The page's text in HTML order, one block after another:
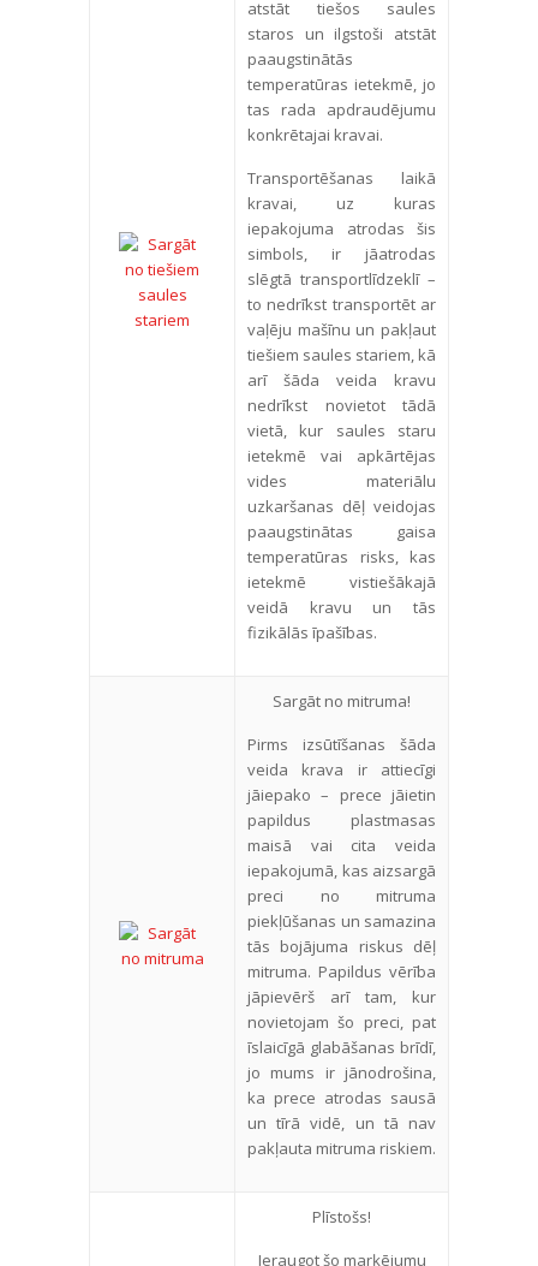
atstāt tiešos saules
staros un ilgstoši atstāt
paaugstinātās
temperatūras ietekmē, jo
tas rada apdraudējumu
konkrētajai kravai.
Transportēšanas laikā
kravai, uz kuras
iepakojuma atrodas šis
simbols, ir jāatrodas
slēgtā transportlīdzeklī –
to nedrīkst transportēt ar
vaļēju mašīnu un pakļaut
tiešiem saules stariem, kā
arī šāda veida kravu
nedrīkst novietot tādā
vietā, kur saules staru
ietekmē vai apkārtējas
vides materiālu
uzkaršanas dēļ veidojas
paaugstinātas gaisa
temperatūras risks, kas
ietekmē vistiešākajā
veidā kravu un tās
fizikālās īpašības.
Sargāt no mitruma!
Pirms izsūtīšanas šāda
veida krava ir attiecīgi
jāiepako – prece jāietin
papildus plastmasas
maisā vai cita veida
iepakojumā, kas aizsargā
preci no mitruma
piekļūšanas un samazina
tās bojājuma riskus dēļ
mitruma. Papildus vērība
jāpievērš arī tam, kur
novietojam šo preci, pat
īslaicīgā glabāšanas brīdī,
jo mums ir jānodrošina,
ka prece atrodas sausā
un tīrā vidē, un tā nav
pakļauta mitruma riskiem.
Plīstošs!
Ieraugot šo marķējumu